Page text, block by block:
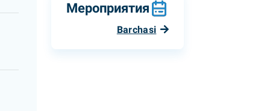
Мероприятия
Barchasi